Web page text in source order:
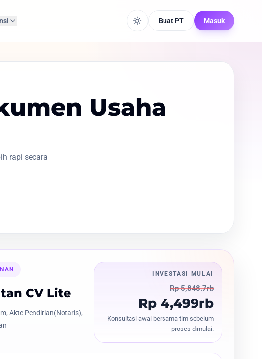
Buat PT Masuk
Usaha
rapi secara
CV Lite
Akte Pendirian(Notaris),
INVESTASI MULAI
Rp 5,848.7rb
Rp 4,499rb
Konsultasi awal bersama tim sebelum
proses dimulai.